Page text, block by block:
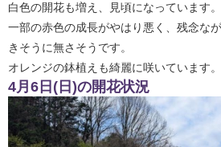
白色の開花も増え、見頃になっています。
一部の赤色の成長がやはり悪く、残念な
きそうに無さそうです。
オレンジの鉢植えも綺麗に咲いています。
4月6日(日)の開花状況